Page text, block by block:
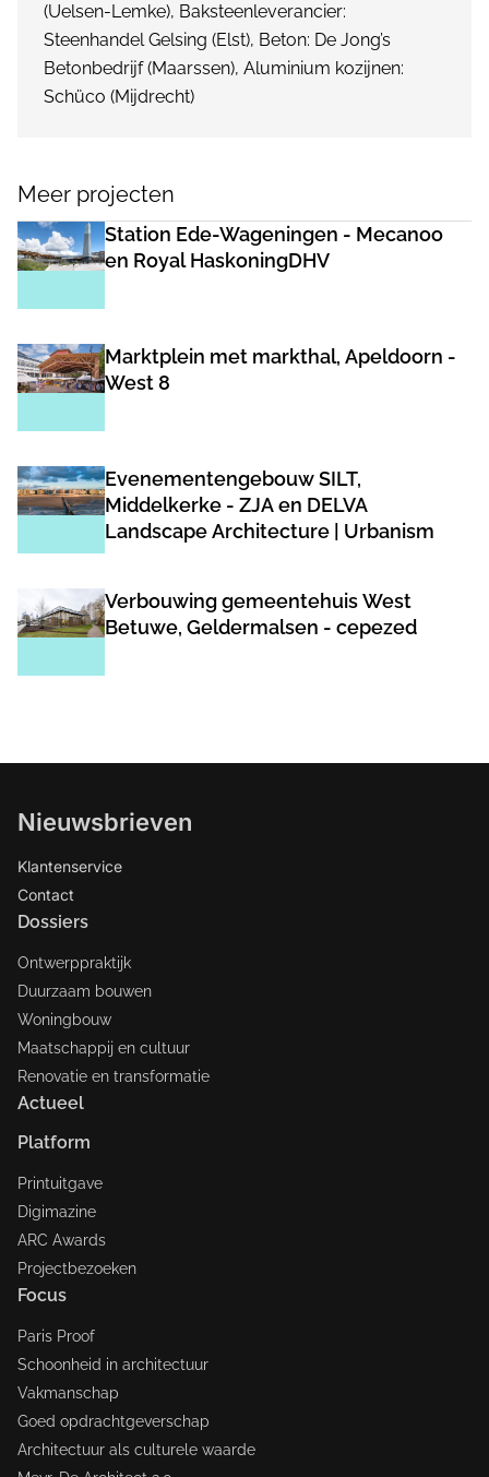
(Uelsen-Lemke), Baksteenleverancier:
Steenhandel Gelsing (Elst), Beton: De Jong’s
Betonbedrijf (Maarssen), Aluminium kozijnen:
Schüco (Mijdrecht)
Meer projecten
Station Ede-Wageningen - Mecanoo
en Royal HaskoningDHV
Marktplein met markthal, Apeldoorn -
West 8
Evenementengebouw SILT,
Middelkerke - ZJA en DELVA
Landscape Architecture | Urbanism
Verbouwing gemeentehuis West
Betuwe, Geldermalsen - cepezed
Nieuwsbrieven
Klantenservice
Contact
Dossiers
Ontwerppraktijk
Duurzaam bouwen
Woningbouw
Maatschappij en cultuur
Renovatie en transformatie
Actueel
Platform
Printuitgave
Digimazine
ARC Awards
Projectbezoeken
Focus
Paris Proof
Schoonheid in architectuur
Vakmanschap
Goed opdrachtgeverschap
Architectuur als culturele waarde